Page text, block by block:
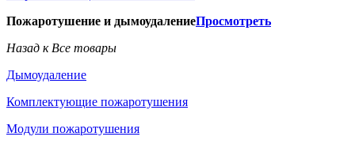
Пожаротушение и дымоудалениеПросмотреть
Назад к Все товары
Дымоудаление
Комплектующие пожаротушения
Модули пожаротушения